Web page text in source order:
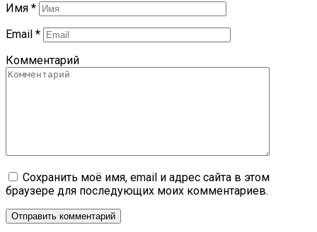
Имя *
Email *
Комментарий
Сохранить моё имя, email и адрес сайта в этом
браузере для последующих моих комментариев.